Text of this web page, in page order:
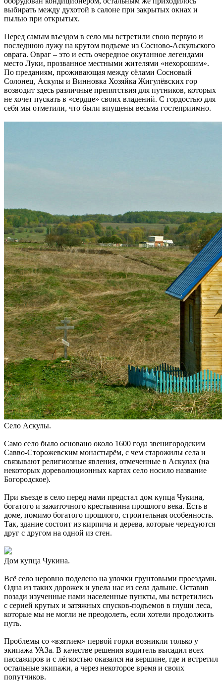
выбирать между духотой в салоне при закрытых окнах и
пылью при открытых.
Перед самым въездом в село мы встретили свою первую и
последнюю лужу на крутом подъеме из Сосново-Аскульского
оврага. Овраг – это и есть очередное окутанное легендами
место Луки, прозванное местными жителями «нехорошим».
По преданиям, проживающая между сёлами Сосновый
Солонец, Аскулы и Винновка Хозяйка Жигулёвских гор
возводит здесь различные препятствия для путников, которых
не хочет пускать в «сердце» своих владений. С гордостью для
себя мы отметили, что были впущены весьма гостеприимно.
Село Аскулы.
Само село было основано около 1600 года звенигородским
Савво-Сторожевским монастырём, с чем старожилы села и
связывают религиозные явления, отмеченные в Аскулах (на
некоторых дореволюционных картах село носило название
Богородское).
При въезде в село перед нами предстал дом купца Чукина,
богатого и зажиточного крестьянина прошлого века. Есть в
доме, помимо богатого прошлого, строительная особенность.
Так, здание состоит из кирпича и дерева, которые чередуются
друг с другом на одной из стен.
Дом купца Чукина.
Всё село неровно поделено на улочки грунтовыми проездами.
Одна из таких дорожек и увела нас из села дальше. Оставив
позади изученные нами населенные пункты, мы встретились
с серией крутых и затяжных спусков-подъемов в глуши леса,
которые мы не могли не преодолеть, если хотели продолжить
путь.
Проблемы со «взятием» первой горки возникли только у
экипажа УАЗа. В качестве решения водитель высадил всех
пассажиров и с лёгкостью оказался на вершине, где и встретил
остальные экипажи, а через некоторое время и своих
попутчиков.